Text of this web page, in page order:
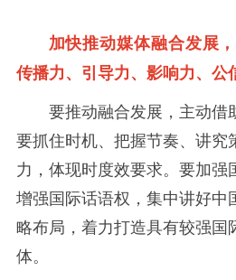
加快推动媒体融合发展
传播力、引导力、影响力、公
要推动融合发展，主动借
要抓住时机、把握节奏、讲究
力，体现时度效要求。要加强
增强国际话语权，集中讲好中
略布局，着力打造具有较强国
体。